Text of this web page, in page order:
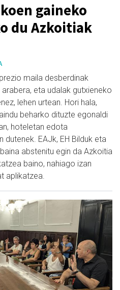
gaineko
du Azkoitiak
maila desberdinak
eta udalak gutxieneko
lehen urtean. Hori hala,
beharko dituzte egonaldi
hoteletan edota
EAJk, EH Bilduk eta
abstenitu egin da Azkoitia
baino, nahiago izan
aplikatzea.